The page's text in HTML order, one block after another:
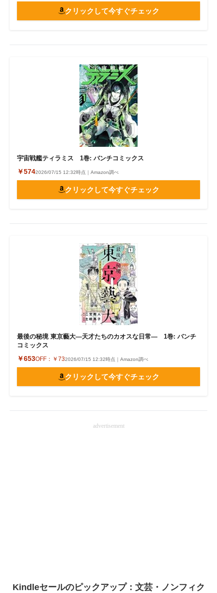
クリックして今すぐチェック
宇宙戦艦ティラミス 1巻: バンチコミックス
￥5742026/07/15 12:32時点｜Amazon調べ
クリックして今すぐチェック
最後の秘境 東京藝大―天才たちのカオスな日常― 1巻: バンチ
コミックス
￥653OFF： ￥732026/07/15 12:32時点｜Amazon調べ
クリックして今すぐチェック
advertisement
Kindleセールのピックアップ：文芸・ノンフィク